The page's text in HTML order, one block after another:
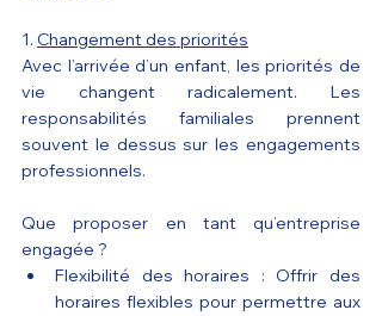
1. Changement des priorités
Avec l’arrivée d’un enfant, les priorités de
vie changent radicalement. Les
responsabilités familiales prennent
souvent le dessus sur les engagements
professionnels.
Que proposer en tant qu’entreprise
engagée ?
Flexibilité des horaires : Offrir des
horaires flexibles pour permettre aux